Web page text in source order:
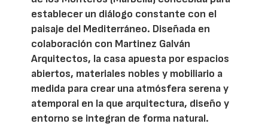
establecer un diálogo constante con el
paisaje del Mediterráneo. Diseñada en
colaboración con Martinez Galván
Arquitectos, la casa apuesta por espacios
abiertos, materiales nobles y mobiliario a
medida para crear una atmósfera serena y
atemporal en la que arquitectura, diseño y
entorno se integran de forma natural.